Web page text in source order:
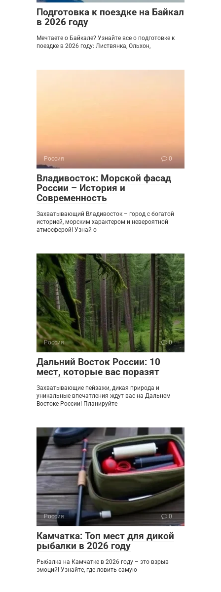
Подготовка к поездке на Байкал
в 2026 году
Мечтаете о Байкале? Узнайте все о подготовке к
поездке в 2026 году: Листвянка, Ольхон,
Россия 0
Владивосток: Морской фасад
России – История и
Современность
Захватывающий Владивосток – город с богатой
историей, морским характером и невероятной
атмосферой! Узнай о
Россия 0
Дальний Восток России: 10
мест, которые вас поразят
Захватывающие пейзажи, дикая природа и
уникальные впечатления ждут вас на Дальнем
Востоке России! Планируйте
Россия 0
Камчатка: Топ мест для дикой
рыбалки в 2026 году
Рыбалка на Камчатке в 2026 году – это взрыв
эмоций! Узнайте, где ловить самую